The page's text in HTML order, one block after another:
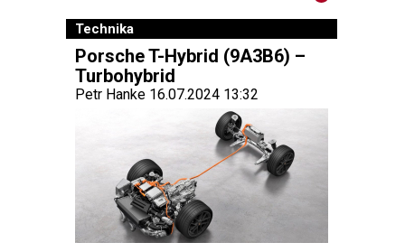
Technika
Porsche T-Hybrid (9A3B6) –
Turbohybrid
Petr Hanke 16.07.2024 13:32